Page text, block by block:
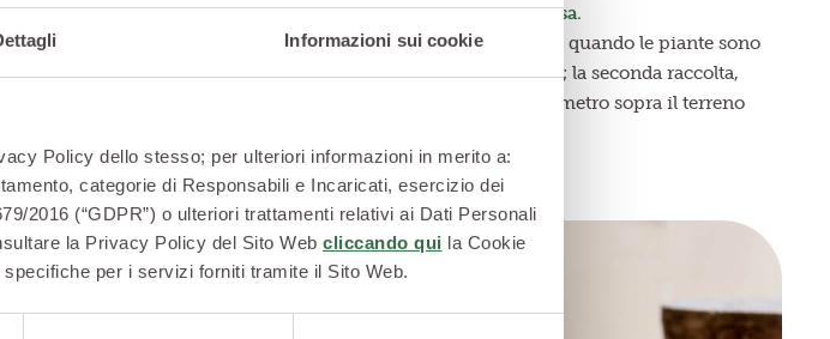
Informazioni sui cookie
Policy dello stesso; per ulteriori informazioni in merito a:
categorie di Responsabili e Incaricati, esercizio dei
2016 (“GDPR”) o ulteriori trattamenti relativi ai Dati Personali
la Privacy Policy del Sito Web cliccando qui la Cookie
per i servizi forniti tramite il Sito Web.
si sprigiona potrete star certi di aver trovato lapianta di melissa.
della melissa e la raccolta avviene due volte all’anno, in estate, quando le piante sono
a giugno e solitamente prevede di asportare solo alcune foglie; la seconda raccolta,
In questo caso si è soliti tagliare le piante qualche centimetro sopra il terreno